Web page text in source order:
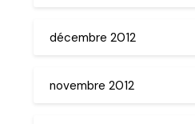
décembre 2012
novembre 2012